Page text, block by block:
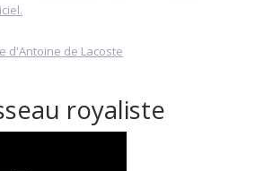
d'Antoine de Lacoste
royaliste